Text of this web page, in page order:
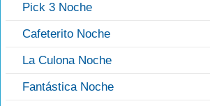
Pick 3 Noche
Cafeterito Noche
La Culona Noche
Fantástica Noche